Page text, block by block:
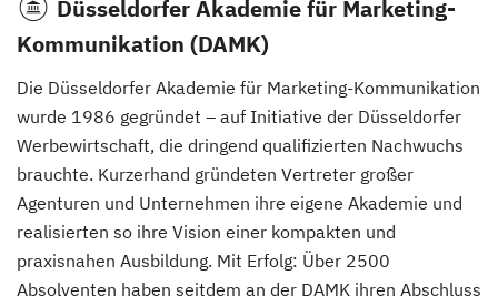
Düsseldorfer Akademie für Marketing-
Kommunikation (DAMK)
Die Düsseldorfer Akademie für Marketing-Kommunikation
wurde 1986 gegründet – auf Initiative der Düsseldorfer
Werbewirtschaft, die dringend qualifizierten Nachwuchs
brauchte. Kurzerhand gründeten Vertreter großer
Agenturen und Unternehmen ihre eigene Akademie und
realisierten so ihre Vision einer kompakten und
praxisnahen Ausbildung. Mit Erfolg: Über 2500
Absolventen haben seitdem an der DAMK ihren Abschluss